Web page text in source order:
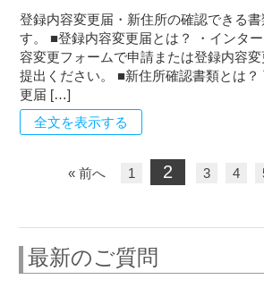
登録内容変更届・新住所の確認できる
す。 ■登録内容変更届とは？ ・インタ
容変更フォームで申請または登録内容
提出ください。 ■新住所確認書類とは
更届 […]
全文を表示する
« 前へ 1 2 3 4
最新のご質問